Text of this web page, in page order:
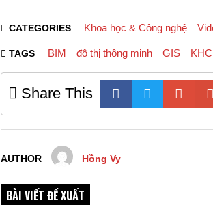
CATEGORIES Khoa học & Công nghệ
TAGS BIM đô thị thông minh GIS
Share This
AUTHOR Hồng Vy
BÀI VIẾT ĐỀ XUẤT